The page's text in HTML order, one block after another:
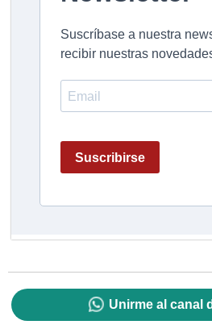
Unirme al canal